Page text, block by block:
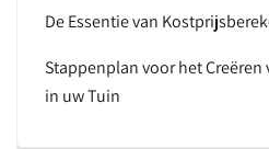
De Essentie van
Stappenplan voor het Creëren
in uw Tuin